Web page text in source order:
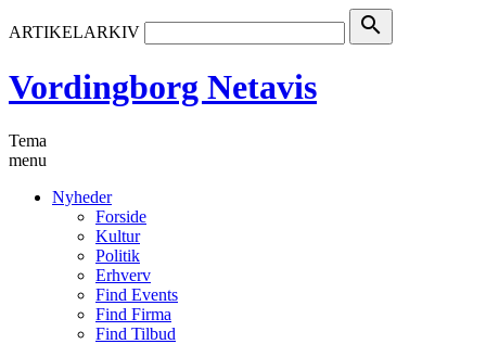
ARTIKELARKIV search
Vordingborg Netavis
Tema
menu
Nyheder
Forside
Kultur
Politik
Erhverv
Find Events
Find Firma
Find Tilbud